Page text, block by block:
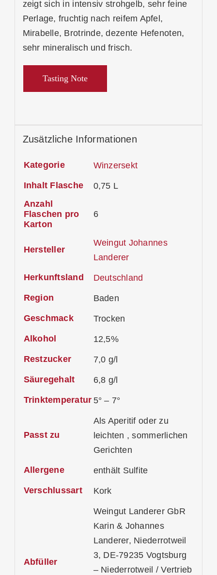
zeigt sich in intensiv strohgelb, sehr feine
Perlage, fruchtig nach reifem Apfel,
Mirabelle, Brotrinde, dezente Hefenoten,
sehr mineralisch und frisch.
Tasting Note
Zusätzliche Informationen
Kategorie Winzersekt
Inhalt Flasche
0,75 L
Anzahl
Flaschen pro
Karton
6
Hersteller
Weingut Johannes
Landerer
Herkunftsland Deutschland
Region Baden
Geschmack Trocken
Alkohol 12,5%
Restzucker 7,0 g/l
Säuregehalt 6,8 g/l
Trinktemperatur 5° – 7°
Passt zu
Als Aperitif oder zu
leichten , sommerlichen
Gerichten
Allergene enthält Sulfite
Verschlussart Kork
Abfüller
Weingut Landerer GbR
Karin & Johannes
Landerer, Niederrotweil
3, DE-79235 Vogtsburg
– Niederrotweil / Vertrieb